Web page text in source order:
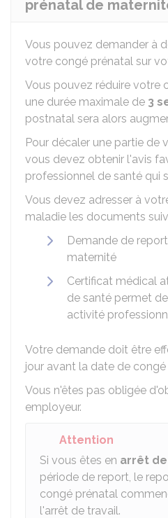
prénatal de
Vous pouvez demander à
votre congé prénatal sur
Vous pouvez réduire votre
une durée maximale de 3
postnatal sera alors
Pour décaler une partie de
vous devez obtenir l'avis
professionnel de santé qui
Vous devez adresser à
maladie les documents
Demande de
maternité
Certificat médical
de santé permet
activité
Votre demande doit être
jour avant la date de
Vous n'êtes pas obligée
employeur.
Attention
Si vous êtes en arrêt
période de report, le
congé prénatal
l'arrêt de travail.